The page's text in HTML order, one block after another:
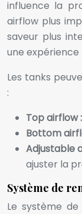
influence la
airflow plus
saveur plus
une expérience
Les tanks
:
Top airflow :
Bottom
Adjustable
ajuster la
Système de
Le système